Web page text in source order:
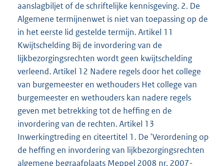
aanslagbiljet of de schriftelijke kennisgeving. 2. De
Algemene termijnenwet is niet van toepassing op de
in het eerste lid gestelde termijn. Artikel 11
Kwijtschelding Bij de invordering van de
lijkbezorgingsrechten wordt geen kwijtschelding
verleend. Artikel 12 Nadere regels door het college
van burgemeester en wethouders Het college van
burgemeester en wethouders kan nadere regels
geven met betrekking tot de heffing en de
invordering van de rechten. Artikel 13
Inwerkingtreding en citeertitel 1. De 'Verordening op
de heffing en invordering van lijkbezorgingsrechten
algemene begraafplaats Meppel 2008 nr. 2007-